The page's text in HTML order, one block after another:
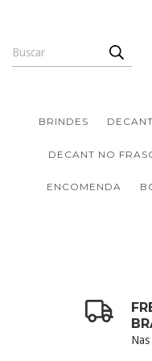
BRINDES
DECANT NO
ENCOMENDA